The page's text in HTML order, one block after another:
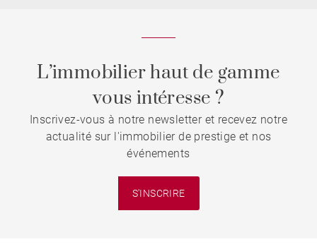
L’immobilier haut de gamme
vous intéresse ?
Inscrivez-vous à notre newsletter et recevez notre
actualité sur l'immobilier de prestige et nos
événements
S'INSCRIRE